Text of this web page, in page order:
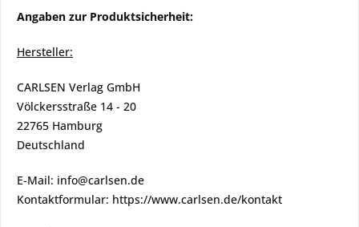
Angaben zur Produktsicherheit:
Hersteller:
CARLSEN Verlag GmbH
Völckersstraße 14 - 20
22765 Hamburg
Deutschland
E-Mail: info@carlsen.de
Kontaktformular: https://www.carlsen.de/kontakt